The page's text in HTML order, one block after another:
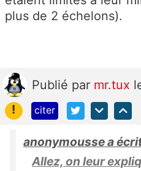
plus de 2 échelons).
Publié par mr.tux
!
citer
anonymousse a
Allez, on leur